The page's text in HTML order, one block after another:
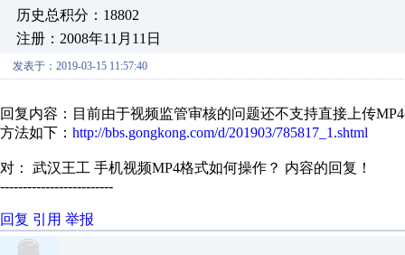
历史总积分：18802
注册：2008年11月11日
发表于：2019-03-15 11:57:40
回复内容：目前由于视频监管审核的问题还不支持直接上传
方法如下： http://bbs.gongkong.com/d/201903/785817_1.shtml
对： 武汉王工 手机视频MP4格式如何操作？ 内容的回复！
-------------------------
回复 引用 举报